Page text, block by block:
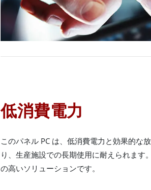
低消費電力
このパネル PC は、低消費電力と効果的な
り、生産施設での長期使用に耐えられます
の高いソリューションです。